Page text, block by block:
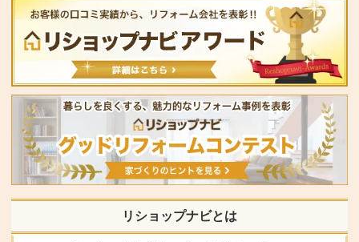
リショップナビとは